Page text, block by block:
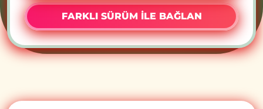
FARKLI SÜRÜM İLE BAĞLAN